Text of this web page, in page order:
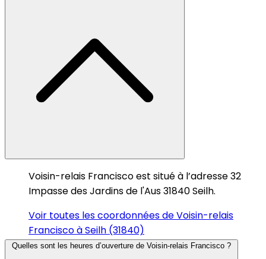
Voisin-relais Francisco est situé à l’adresse 32
Impasse des Jardins de l'Aus 31840 Seilh.
Voir toutes les coordonnées de Voisin-relais
Francisco à Seilh (31840)
Quelles sont les heures d’ouverture de Voisin-relais Francisco ?